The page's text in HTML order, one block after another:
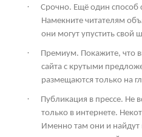
·
Срочно. Ещё один способ
Намекните читателям
они могут упустить свой
·
Премиум. Покажите, что
сайта с крутыми
размещаются только на
·
Публикация в прессе.
только в интернете.
Именно там они и